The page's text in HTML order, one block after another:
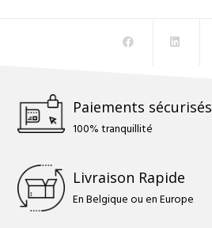
Paiements sécurisés
100% tranquillité
Livraison Rapide
En Belgique ou en Europe